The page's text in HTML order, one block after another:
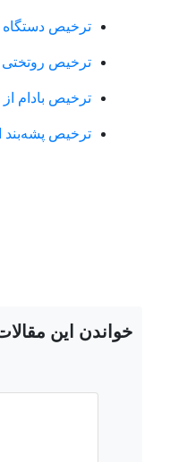
ترخیص
ترخیص
ترخیص بادام
ترخیص پشه‌بند
خواندن این